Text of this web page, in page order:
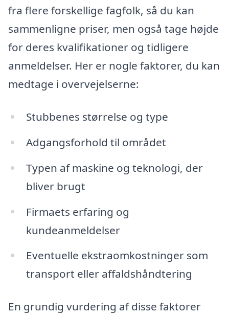
fra flere forskellige fagfolk, så du kan
sammenligne priser, men også tage højde
for deres kvalifikationer og tidligere
anmeldelser. Her er nogle faktorer, du kan
medtage i overvejelserne:
Stubbenes størrelse og type
Adgangsforhold til området
Typen af maskine og teknologi, der
bliver brugt
Firmaets erfaring og
kundeanmeldelser
Eventuelle ekstraomkostninger som
transport eller affaldshåndtering
En grundig vurdering af disse faktorer